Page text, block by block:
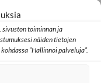
toiminnan ja
näiden tietojen
”Hallinnoi palveluja”.